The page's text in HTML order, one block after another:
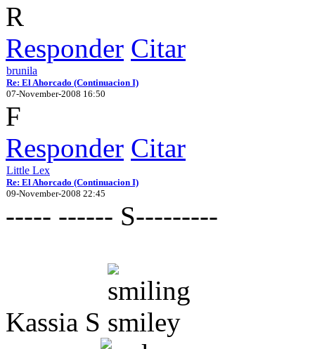
R
Responder Citar
brunila
Re: El Ahorcado (Continuacion I)
07-November-2008 16:50
F
Responder Citar
Little Lex
Re: El Ahorcado (Continuacion I)
09-November-2008 22:45
----- ------ S---------
Kassia S